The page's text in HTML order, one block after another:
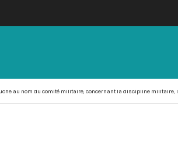
au nom du comité militaire, concernant la discipline militaire,